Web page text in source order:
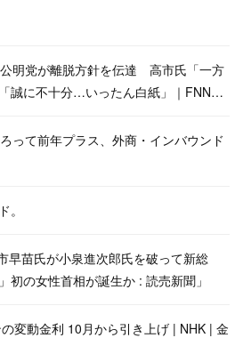
公明党が離脱方針を伝達 高市氏「一方
誠に不十分…いったん白紙」｜FNN…
って前年プラス、外商・インバウンド
。
早苗氏が小泉進次郎氏を破って新総
初の女性首相が誕生か : 読売新聞」
の変動金利 10月から引き上げ | NHK | 金